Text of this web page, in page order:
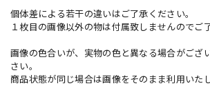
個体差による若干の違いはご了承ください。
１枚目の画像以外の物は付属致しませんのでご
画像の色合いが、実物の色と異なる場合がござ
さい。
商品状態が同じ場合は画像をそのまま利用いた